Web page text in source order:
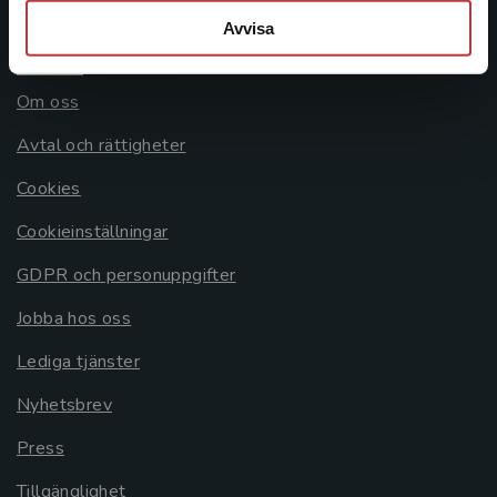
Avvisa
Allmänna länkar
Om oss
Avtal och rättigheter
Cookies
Cookieinställningar
GDPR och personuppgifter
Jobba hos oss
Lediga tjänster
Nyhetsbrev
Press
Tillgänglighet